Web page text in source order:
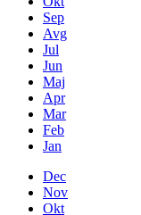
Sep
Avg
Jul
Jun
Maj
Apr
Mar
Feb
Jan
Dec
Nov
Okt